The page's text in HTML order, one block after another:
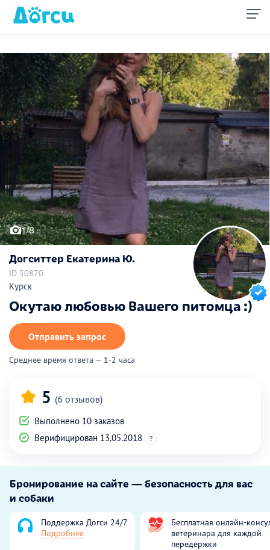
1/8
Догситтер Екатерина Ю.
ID 50870
Курск
Окутаю любовью Вашего питомца :)
Отправить запрос
Среднее время ответа — 1-2 часа
5 (6 отзывов)
Выполнено 10 заказов
Верифицирован 13.05.2018
?
Бронирование на сайте — безопасность для вас
и собаки
Поддержка Догси 24/7
Подробнее
Бесплатная онлайн-
ветеринара для каждой
передержки